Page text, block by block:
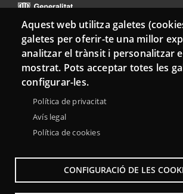
Aquest web utilitza galetes
galetes per oferir-te una millor
analitzar el trànsit i personalitzar
mostrat. Pots acceptar totes les
configurar-les.
Política de privacitat
Avís legal
Política de cookies
CONFIGURACIÓ DE LES
Menu
Footer
Sobre la Xarxa Punttic Avís legal
Mapa web